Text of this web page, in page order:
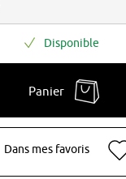
Disponible
Panier
Dans mes favoris